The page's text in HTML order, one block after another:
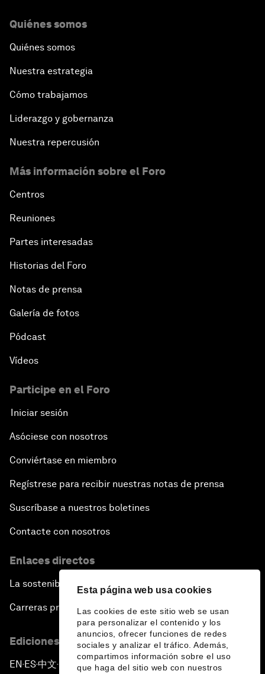
Esta página web usa cookies
Las cookies de este sitio web se usan
para personalizar el contenido y los
anuncios, ofrecer funciones de redes
sociales y analizar el tráfico. Además,
compartimos información sobre el uso
que haga del sitio web con nuestros
Quiénes somos
Quiénes somos
Nuestra estrategia
Cómo trabajamos
Liderazgo y gobernanza
Nuestra repercusión
Más información sobre el Foro
Centros
Reuniones
Partes interesadas
Historias del Foro
Notas de prensa
Galería de fotos
Pódcast
Vídeos
Participe en el Foro
Iniciar sesión
Asóciese con nosotros
Conviértase en miembro
Regístrese para recibir nuestras notas de prensa
Suscríbase a nuestros boletines
Contacte con nosotros
Enlaces directos
La sostenibilidad en el Foro
Carreras profesionales
Ediciones en otros idiomas
EN ▪ ES▪中文▪ 日本語